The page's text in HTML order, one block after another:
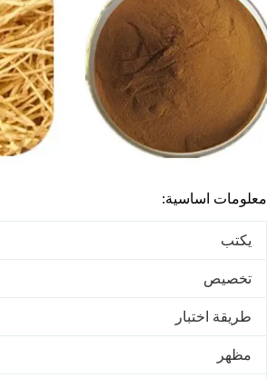
معلومات اساسية:
يكتب
تخصيص
طريقة اختبار
مظهر